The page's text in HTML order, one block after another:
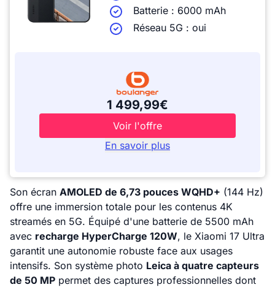
Batterie : 6000 mAh
Réseau 5G : oui
1 499,99€
Voir l'offre
En savoir plus
Son écran AMOLED de 6,73 pouces WQHD+ (144 Hz)
offre une immersion totale pour les contenus 4K
streamés en 5G. Équipé d'une batterie de 5500 mAh
avec recharge HyperCharge 120W, le Xiaomi 17 Ultra
garantit une autonomie robuste face aux usages
intensifs. Son système photo Leica à quatre capteurs
de 50 MP permet des captures professionnelles dont